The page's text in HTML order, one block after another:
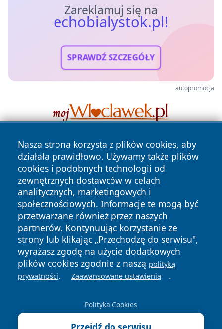
Zareklamuj się na
echobialystok.pl!
SPRAWDŹ SZCZEGÓŁY
autopromocja
Nasza strona korzysta z plików cookies, aby
działała prawidłowo. Używamy także plików
cookies i podobnych technologii od
zewnętrznych dostawców w celach
analitycznych, marketingowych i
społecznościowych. Informacje te mogą być
przetwarzane również przez naszych
partnerów. Kontynuując korzystanie ze
strony lub klikając „Przechodzę do serwisu",
wyrażasz zgodę na użycie dodatkowych
plików cookies zgodnie z naszą polityką
prywatności. Zaawansowane ustawienia .
Polityka Cookies
Przejdź do serwisu
Copyright © 2026 echobialystok.pl Wszystkie prawa
zastrzeżone.
News Autorzy
Polityka
Prywatności
Polityka
Cookies